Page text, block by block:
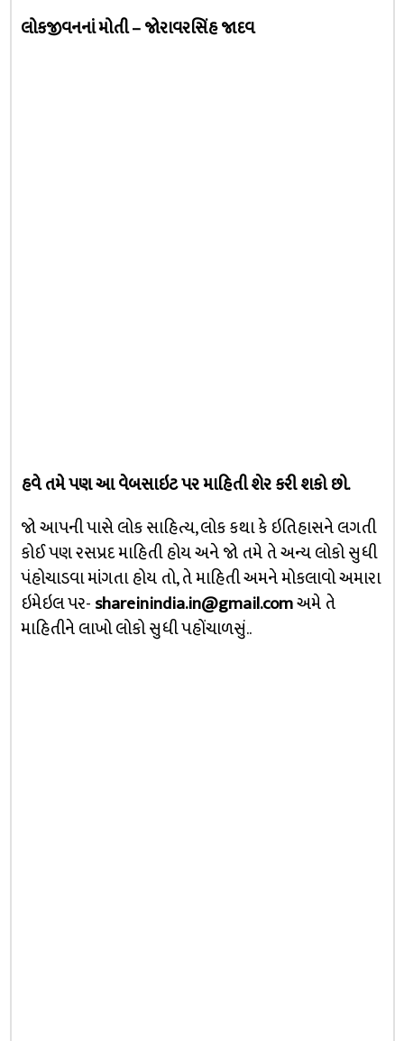
લોકજીવનનાં મોતી – જોરાવરસિંહ જાદવ
હવે તમે પણ આ વેબસાઇટ પર માહિતી શેર કરી શકો છો.
જો આપની પાસે લોક સાહિત્ય, લોક કથા કે ઇતિહાસને લગતી
કોઈ પણ રસપ્રદ માહિતી હોય અને જો તમે તે અન્ય લોકો સુધી
પંહોચાડવા માંગતા હોય તો, તે માહિતી અમને મોકલાવો અમારા
ઇમેઇલ પર-shareinindia.in@gmail.comઅમે તે
માહિતીને લાખો લોકો સુધી પહોંચાળસું..